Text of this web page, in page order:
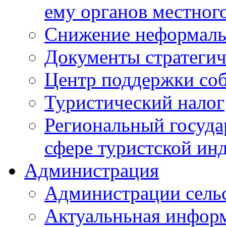
ему органов
Снижение
Документы
Центр поддержки
Туристический налог
Региональный
сфере туристской
Администрация
Администрации
Актуальньная